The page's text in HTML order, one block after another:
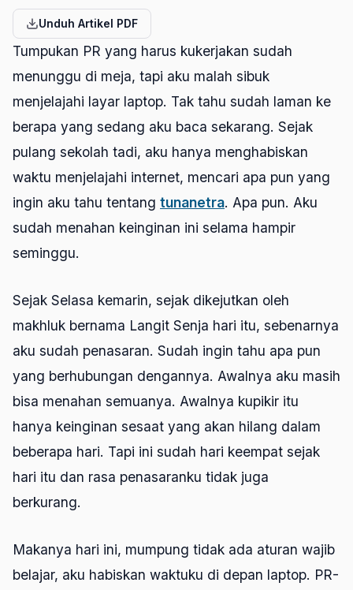
Unduh Artikel PDF
Tumpukan PR yang harus kukerjakan sudah
menunggu di meja, tapi aku malah sibuk
menjelajahi layar laptop. Tak tahu sudah laman ke
berapa yang sedang aku baca sekarang. Sejak
pulang sekolah tadi, aku hanya menghabiskan
waktu menjelajahi internet, mencari apa pun yang
ingin aku tahu tentang tunanetra. Apa pun. Aku
sudah menahan keinginan ini selama hampir
seminggu.
Sejak Selasa kemarin, sejak dikejutkan oleh
makhluk bernama Langit Senja hari itu, sebenarnya
aku sudah penasaran. Sudah ingin tahu apa pun
yang berhubungan dengannya. Awalnya aku masih
bisa menahan semuanya. Awalnya kupikir itu
hanya keinginan sesaat yang akan hilang dalam
beberapa hari. Tapi ini sudah hari keempat sejak
hari itu dan rasa penasaranku tidak juga
berkurang.
Makanya hari ini, mumpung tidak ada aturan wajib
belajar, aku habiskan waktuku di depan laptop. PR-